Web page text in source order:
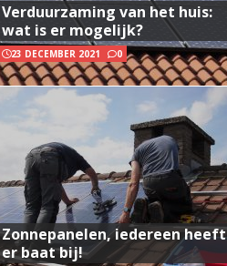
Verduurzaming van het huis:
wat is er mogelijk?
23 DECEMBER 2021 0
Zonnepanelen, iedereen heeft
er baat bij!